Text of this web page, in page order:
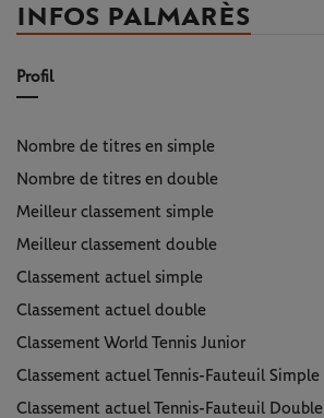
INFOS PALMARÈS
Profil
Nombre de titres en simple
Nombre de titres en double
Meilleur classement simple
Meilleur classement double
Classement actuel simple
Classement actuel double
Classement World Tennis Junior
Classement actuel Tennis-Fauteuil Simple
Classement actuel Tennis-Fauteuil Double